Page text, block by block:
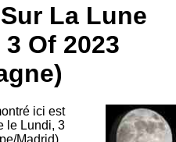
La Lune
Of 2023
ici est
le Lundi, 3